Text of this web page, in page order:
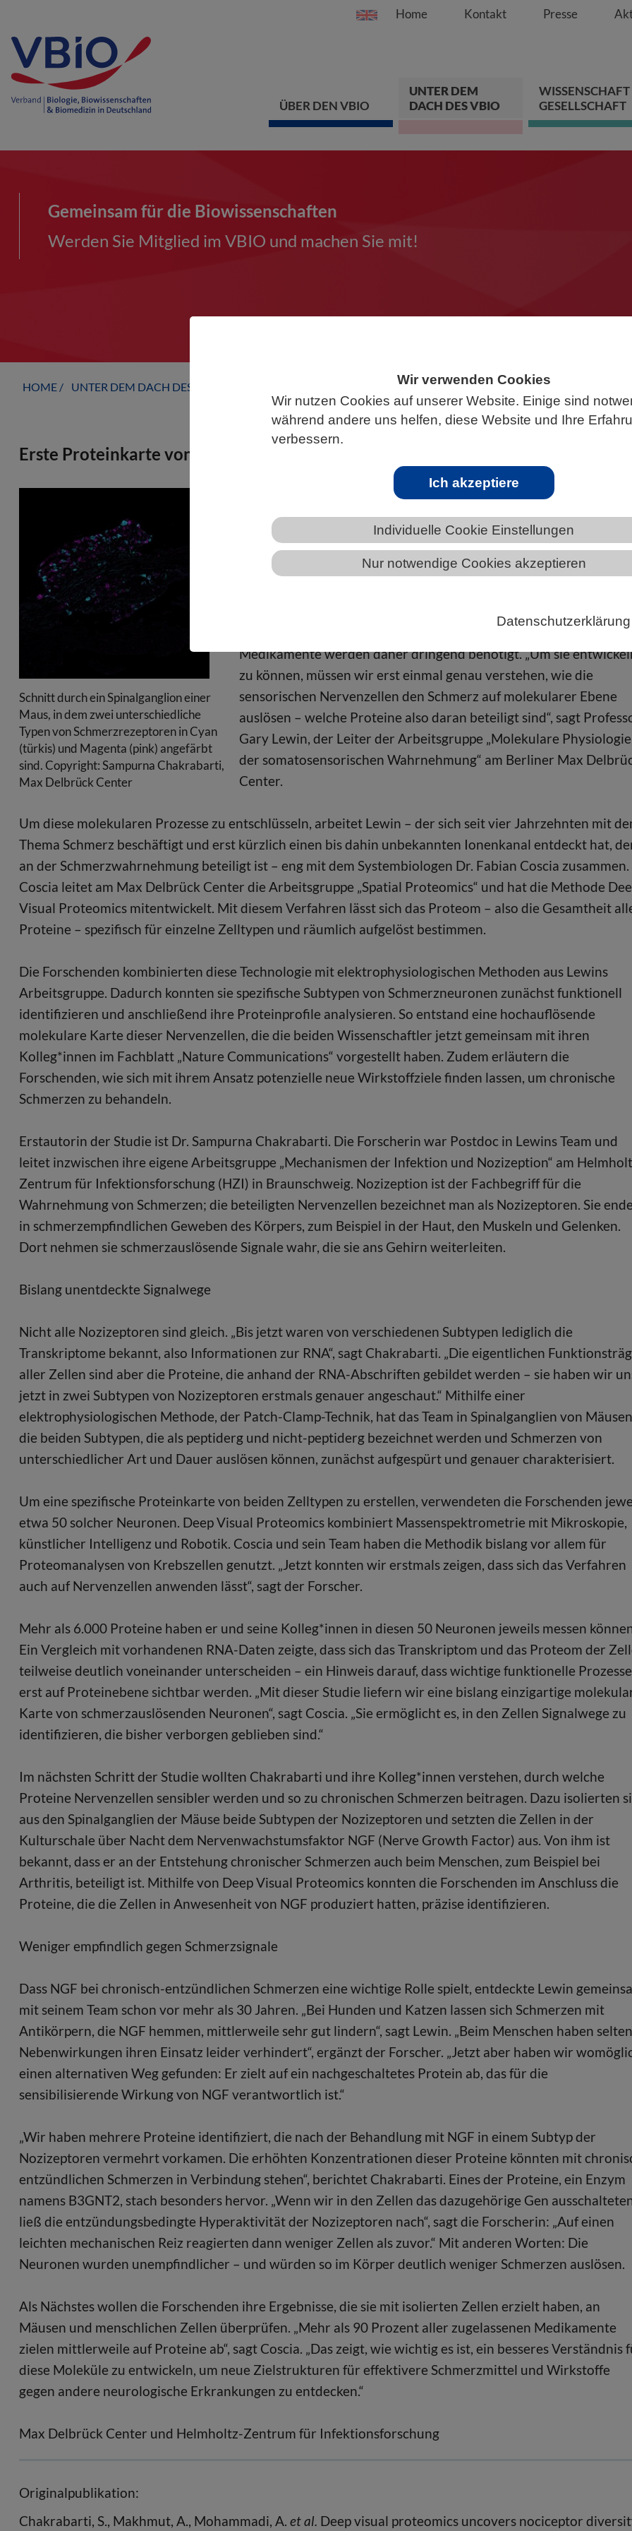
Wir verwenden Cookies
Wir nutzen Cookies auf unserer Website. Einige sind
während andere uns helfen, diese Website und Ihre
verbessern.
Ich akzeptiere
Individuelle Cookie Einstellungen
Nur notwendige Cookies akzeptieren
Datenschutzerklärung
Springe direkt zu:
Zum Hauptinhalt
Zur Hauptnavigation
Zur Footer-
Home Kontakt Presse
ÜBER DEN VBIO
UNTER DEM
DACH DES VBIO
WISSENSCHAFT
GESELLSCHAFT
Gemeinsam für die Biowissenschaften
Werden Sie Mitglied im VBIO und machen Sie mit!
HOME UNTER DEM DACH DES VBIO NIEDERSACHSEN NEWS AUS NIEDERSACHSEN
Erste Proteinkarte von schmerzauslösenden Neuronen
Schnitt durch ein Spinalganglion einer
Maus, in dem zwei unterschiedliche
Typen von Schmerzrezeptoren in Cyan
(türkis) und Magenta (pink) angefärbt
sind. Copyright: Sampurna Chakrabarti,
Max Delbrück Center
Helmholtz-Forschende haben die erste detaillierte Proteinkarte
Schmerzneuronen erstellt. Ihre Studie hilft, die molekularen
Mechanismen chronisch-entzündlicher Schmerzen besser zu
verstehen und neue Zielstrukturen für Medikamente zu finden.
Medikamente werden daher dringend benötigt. „Um sie
zu können, müssen wir erst einmal genau verstehen, wie die
sensorischen Nervenzellen den Schmerz auf molekularer Ebene
auslösen – welche Proteine also daran beteiligt sind“, sagt
Gary Lewin, der Leiter der Arbeitsgruppe „Molekulare Physiologie
der somatosensorischen Wahrnehmung“ am Berliner Max
Center.
Um diese molekularen Prozesse zu entschlüsseln, arbeitet Lewin – der sich seit vier Jahrzehnten mit
Thema Schmerz beschäftigt und erst kürzlich einen bis dahin unbekannten Ionenkanal entdeckt hat,
an der Schmerzwahrnehmung beteiligt ist – eng mit dem Systembiologen Dr. Fabian Coscia zusammen.
Coscia leitet am Max Delbrück Center die Arbeitsgruppe „Spatial Proteomics“ und hat die Methode
Visual Proteomics mitentwickelt. Mit diesem Verfahren lässt sich das Proteom – also die Gesamtheit
Proteine – spezifisch für einzelne Zelltypen und räumlich aufgelöst bestimmen.
Die Forschenden kombinierten diese Technologie mit elektrophysiologischen Methoden aus Lewins
Arbeitsgruppe. Dadurch konnten sie spezifische Subtypen von Schmerzneuronen zunächst funktionell
identifizieren und anschließend ihre Proteinprofile analysieren. So entstand eine hochauflösende
molekulare Karte dieser Nervenzellen, die die beiden Wissenschaftler jetzt gemeinsam mit ihren
Kolleg*innen im Fachblatt „Nature Communications“ vorgestellt haben. Zudem erläutern die
Forschenden, wie sich mit ihrem Ansatz potenzielle neue Wirkstoffziele finden lassen, um chronische
Schmerzen zu behandeln.
Erstautorin der Studie ist Dr. Sampurna Chakrabarti. Die Forscherin war Postdoc in Lewins Team und
leitet inzwischen ihre eigene Arbeitsgruppe „Mechanismen der Infektion und Nozizeption“ am
Zentrum für Infektionsforschung (HZI) in Braunschweig. Nozizeption ist der Fachbegriff für die
Wahrnehmung von Schmerzen; die beteiligten Nervenzellen bezeichnet man als Nozizeptoren. Sie
in schmerzempfindlichen Geweben des Körpers, zum Beispiel in der Haut, den Muskeln und Gelenken.
Dort nehmen sie schmerzauslösende Signale wahr, die sie ans Gehirn weiterleiten.
Bislang unentdeckte Signalwege
Nicht alle Nozizeptoren sind gleich. „Bis jetzt waren von verschiedenen Subtypen lediglich die
Transkriptome bekannt, also Informationen zur RNA“, sagt Chakrabarti. „Die eigentlichen
aller Zellen sind aber die Proteine, die anhand der RNA-Abschriften gebildet werden – sie haben wir
jetzt in zwei Subtypen von Nozizeptoren erstmals genauer angeschaut.“ Mithilfe einer
elektrophysiologischen Methode, der Patch-Clamp-Technik, hat das Team in Spinalganglien von Mäusen
die beiden Subtypen, die als peptiderg und nicht-peptiderg bezeichnet werden und Schmerzen von
unterschiedlicher Art und Dauer auslösen können, zunächst aufgespürt und genauer charakterisiert.
Um eine spezifische Proteinkarte von beiden Zelltypen zu erstellen, verwendeten die Forschenden
etwa 50 solcher Neuronen. Deep Visual Proteomics kombiniert Massenspektrometrie mit Mikroskopie,
künstlicher Intelligenz und Robotik. Coscia und sein Team haben die Methodik bislang vor allem für
Proteomanalysen von Krebszellen genutzt. „Jetzt konnten wir erstmals zeigen, dass sich das Verfahren
auch auf Nervenzellen anwenden lässt“, sagt der Forscher.
Mehr als 6.000 Proteine haben er und seine Kolleg*innen in diesen 50 Neuronen jeweils messen
Ein Vergleich mit vorhandenen RNA-Daten zeigte, dass sich das Transkriptom und das Proteom der
teilweise deutlich voneinander unterscheiden – ein Hinweis darauf, dass wichtige funktionelle Prozesse
erst auf Proteinebene sichtbar werden. „Mit dieser Studie liefern wir eine bislang einzigartige
Karte von schmerzauslösenden Neuronen“, sagt Coscia. „Sie ermöglicht es, in den Zellen Signalwege zu
identifizieren, die bisher verborgen geblieben sind.“
Im nächsten Schritt der Studie wollten Chakrabarti und ihre Kolleg*innen verstehen, durch welche
Proteine Nervenzellen sensibler werden und so zu chronischen Schmerzen beitragen. Dazu isolierten
aus den Spinalganglien der Mäuse beide Subtypen der Nozizeptoren und setzten die Zellen in der
Kulturschale über Nacht dem Nervenwachstumsfaktor NGF (Nerve Growth Factor) aus. Von ihm ist
bekannt, dass er an der Entstehung chronischer Schmerzen auch beim Menschen, zum Beispiel bei
Arthritis, beteiligt ist. Mithilfe von Deep Visual Proteomics konnten die Forschenden im Anschluss die
Proteine, die die Zellen in Anwesenheit von NGF produziert hatten, präzise identifizieren.
Weniger empfindlich gegen Schmerzsignale
Dass NGF bei chronisch-entzündlichen Schmerzen eine wichtige Rolle spielt, entdeckte Lewin
mit seinem Team schon vor mehr als 30 Jahren. „Bei Hunden und Katzen lassen sich Schmerzen mit
Antikörpern, die NGF hemmen, mittlerweile sehr gut lindern“, sagt Lewin. „Beim Menschen haben
Nebenwirkungen ihren Einsatz leider verhindert“, ergänzt der Forscher. „Jetzt aber haben wir
einen alternativen Weg gefunden: Er zielt auf ein nachgeschaltetes Protein ab, das für die
sensibilisierende Wirkung von NGF verantwortlich ist.“
„Wir haben mehrere Proteine identifiziert, die nach der Behandlung mit NGF in einem Subtyp der
Nozizeptoren vermehrt vorkamen. Die erhöhten Konzentrationen dieser Proteine könnten mit
entzündlichen Schmerzen in Verbindung stehen“, berichtet Chakrabarti. Eines der Proteine, ein Enzym
namens B3GNT2, stach besonders hervor. „Wenn wir in den Zellen das dazugehörige Gen
ließ die entzündungsbedingte Hyperaktivität der Nozizeptoren nach“, sagt die Forscherin: „Auf einen
leichten mechanischen Reiz reagierten dann weniger Zellen als zuvor.“ Mit anderen Worten: Die
Neuronen wurden unempfindlicher – und würden so im Körper deutlich weniger Schmerzen auslösen.
Als Nächstes wollen die Forschenden ihre Ergebnisse, die sie mit isolierten Zellen erzielt haben, an
Mäusen und menschlichen Zellen überprüfen. „Mehr als 90 Prozent aller zugelassenen Medikamente
zielen mittlerweile auf Proteine ab“, sagt Coscia. „Das zeigt, wie wichtig es ist, ein besseres Verständnis
diese Moleküle zu entwickeln, um neue Zielstrukturen für effektivere Schmerzmittel und Wirkstoffe
gegen andere neurologische Erkrankungen zu entdecken.“
Max Delbrück Center und Helmholtz-Zentrum für Infektionsforschung
Originalpublikation:
Chakrabarti, S., Makhmut, A., Mohammadi, A. et al. Deep visual proteomics uncovers nociceptor